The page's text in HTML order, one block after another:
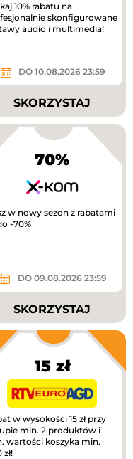
10% rabatu na
skonfigurowane
audio i multimedia!
DO 10.08.2026 23:59
SKORZYSTAJ
70%
w nowy sezon z rabatami
-70%
DO 09.08.2026 23:59
SKORZYSTAJ
15 zł
w wysokości 15 zł przy
min. 2 produktów i
wartości koszyka min.